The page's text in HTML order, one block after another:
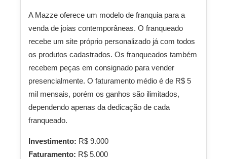
A Mazze oferece um modelo de franquia para a
venda de joias contemporâneas. O franqueado
recebe um site próprio personalizado já com todos
os produtos cadastrados. Os franqueados também
recebem peças em consignado para vender
presencialmente. O faturamento médio é de R$ 5
mil mensais, porém os ganhos são ilimitados,
dependendo apenas da dedicação de cada
franqueado.
Investimento: R$ 9.000
Faturamento: R$ 5.000